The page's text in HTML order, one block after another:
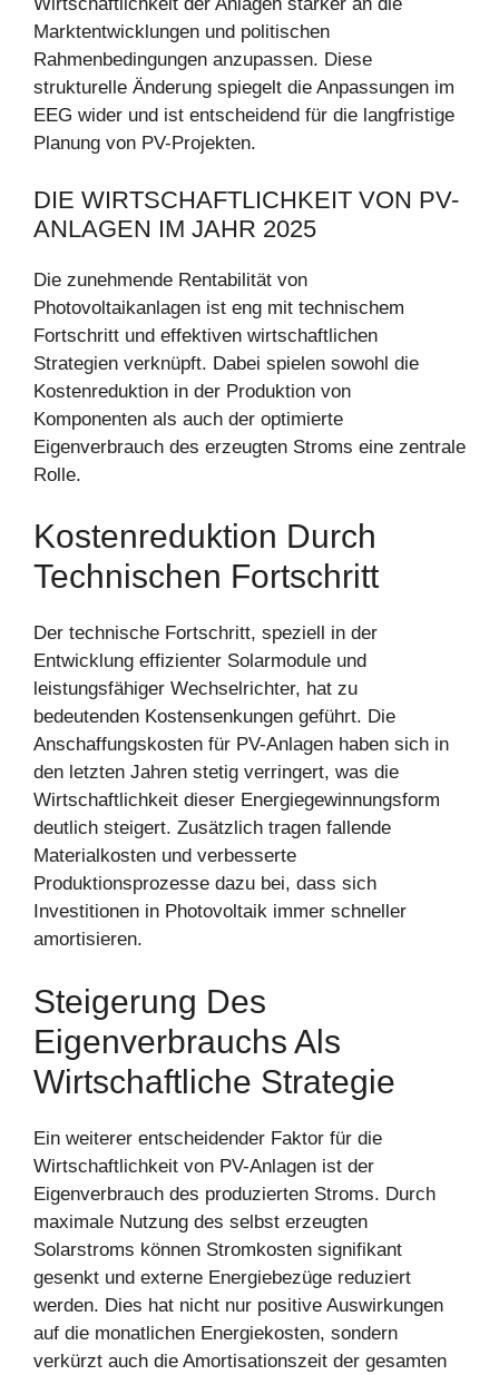
Marktentwicklungen und politischen
Rahmenbedingungen anzupassen. Diese
strukturelle Änderung spiegelt die Anpassungen im
EEG wider und ist entscheidend für die langfristige
Planung von PV-Projekten.
DIE WIRTSCHAFTLICHKEIT VON PV-
ANLAGEN IM JAHR 2025
Die zunehmende Rentabilität von
Photovoltaikanlagen ist eng mit technischem
Fortschritt und effektiven wirtschaftlichen
Strategien verknüpft. Dabei spielen sowohl die
Kostenreduktion in der Produktion von
Komponenten als auch der optimierte
Eigenverbrauch des erzeugten Stroms eine zentrale
Rolle.
Kostenreduktion Durch
Technischen Fortschritt
Der technische Fortschritt, speziell in der
Entwicklung effizienter Solarmodule und
leistungsfähiger Wechselrichter, hat zu
bedeutenden Kostensenkungen geführt. Die
Anschaffungskosten für PV-Anlagen haben sich in
den letzten Jahren stetig verringert, was die
Wirtschaftlichkeit dieser Energiegewinnungsform
deutlich steigert. Zusätzlich tragen fallende
Materialkosten und verbesserte
Produktionsprozesse dazu bei, dass sich
Investitionen in Photovoltaik immer schneller
amortisieren.
Steigerung Des
Eigenverbrauchs Als
Wirtschaftliche Strategie
Ein weiterer entscheidender Faktor für die
Wirtschaftlichkeit von PV-Anlagen ist der
Eigenverbrauch des produzierten Stroms. Durch
maximale Nutzung des selbst erzeugten
Solarstroms können Stromkosten signifikant
gesenkt und externe Energiebezüge reduziert
werden. Dies hat nicht nur positive Auswirkungen
auf die monatlichen Energiekosten, sondern
verkürzt auch die Amortisationszeit der gesamten